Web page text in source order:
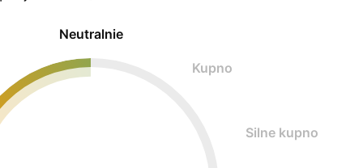
Neutralnie
Kupno
Silne kupno